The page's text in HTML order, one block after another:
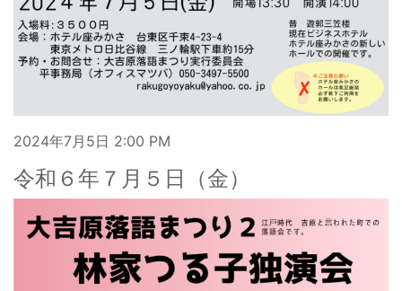
2024年7月5日 2:00 PM
令和６年７月５日（金）